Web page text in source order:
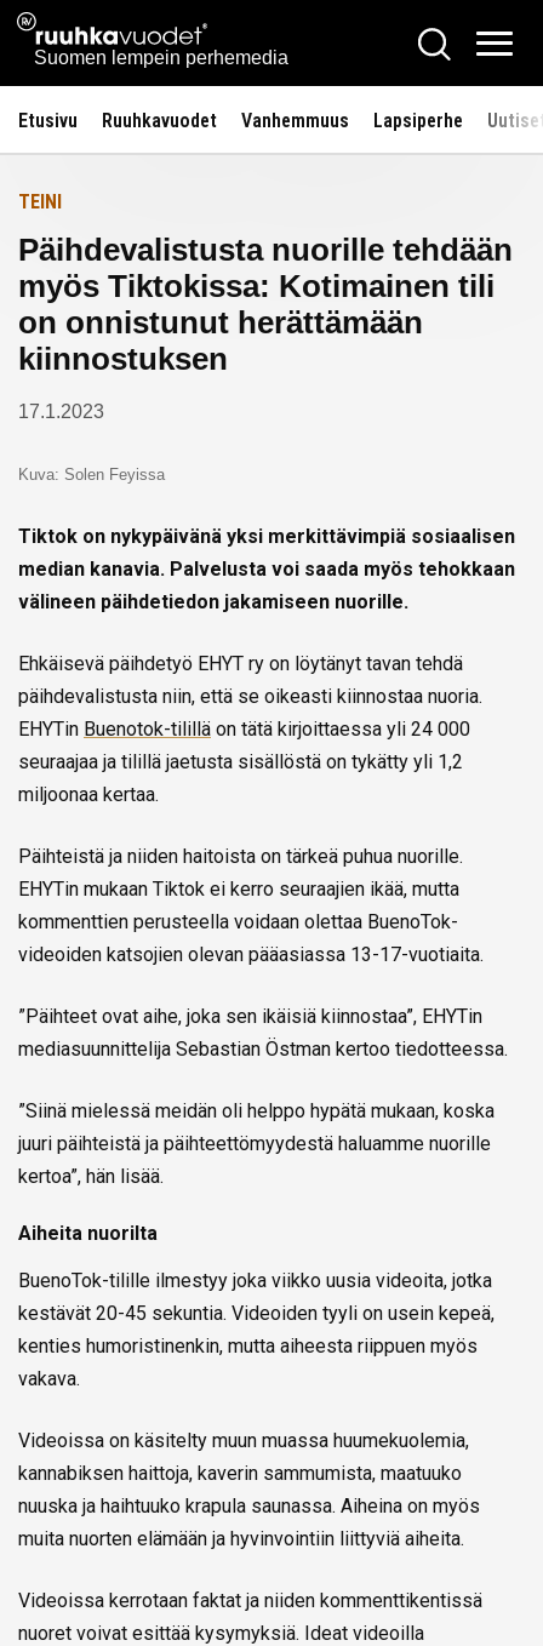
Siirry
sisältöön
Ruuhkavuodet.fi
Suomen lempein perhemedia
Hae
Etusivu Ruuhkavuodet Vanhemmuus Lapsiperhe
Etusivulle
TEINI
Päihdevalistusta nuorille tehdään
myös Tiktokissa: Kotimainen tili
on onnistunut herättämään
kiinnostuksen
17.1.2023
Kuva: Solen Feyissa
Tiktok on nykypäivänä yksi merkittävimpiä sosiaalisen
median kanavia. Palvelusta voi saada myös tehokkaan
välineen päihdetiedon jakamiseen nuorille.
Ehkäisevä päihdetyö EHYT ry on löytänyt tavan tehdä
päihdevalistusta niin, että se oikeasti kiinnostaa nuoria.
EHYTin Buenotok-tilillä on tätä kirjoittaessa yli 24 000
seuraajaa ja tilillä jaetusta sisällöstä on tykätty yli 1,2
miljoonaa kertaa.
Päihteistä ja niiden haitoista on tärkeä puhua nuorille.
EHYTin mukaan Tiktok ei kerro seuraajien ikää, mutta
kommenttien perusteella voidaan olettaa BuenoTok-
videoiden katsojien olevan pääasiassa 13-17-vuotiaita.
”Päihteet ovat aihe, joka sen ikäisiä kiinnostaa”, EHYTin
mediasuunnittelija Sebastian Östman kertoo tiedotteessa.
”Siinä mielessä meidän oli helppo hypätä mukaan, koska
juuri päihteistä ja päihteettömyydestä haluamme nuorille
kertoa”, hän lisää.
Aiheita nuorilta
BuenoTok-tilille ilmestyy joka viikko uusia videoita, jotka
kestävät 20-45 sekuntia. Videoiden tyyli on usein kepeä,
kenties humoristinenkin, mutta aiheesta riippuen myös
vakava.
Videoissa on käsitelty muun muassa huumekuolemia,
kannabiksen haittoja, kaverin sammumista, maatuuko
nuuska ja haihtuuko krapula saunassa. Aiheina on myös
muita nuorten elämään ja hyvinvointiin liittyviä aiheita.
Videoissa kerrotaan faktat ja niiden kommenttikentissä
nuoret voivat esittää kysymyksiä. Ideat videoilla